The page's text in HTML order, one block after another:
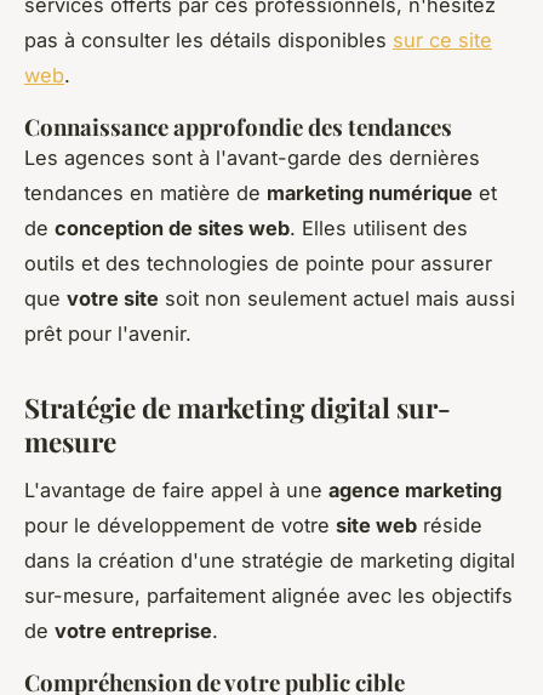
pas à consulter les détails disponibles sur ce site
web.
Connaissance approfondie des tendances
Les agences sont à l'avant-garde des dernières
tendances en matière de marketing numérique et
de conception de sites web. Elles utilisent des
outils et des technologies de pointe pour assurer
que votre site soit non seulement actuel mais aussi
prêt pour l'avenir.
Stratégie de marketing digital sur-
mesure
L'avantage de faire appel à une agence marketing
pour le développement de votre site web réside
dans la création d'une stratégie de marketing digital
sur-mesure, parfaitement alignée avec les objectifs
de votre entreprise.
Compréhension de votre public cible